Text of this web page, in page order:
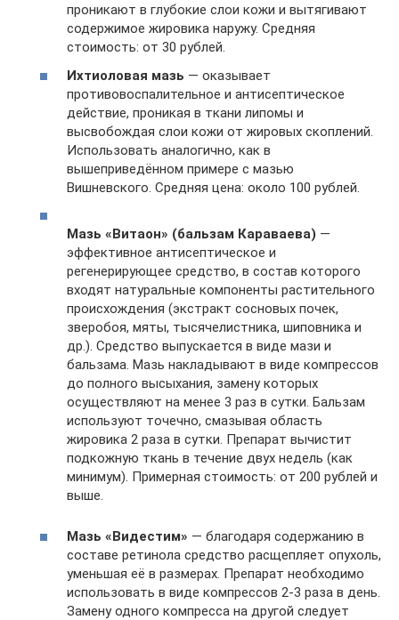
проникают в глубокие слои кожи и вытягивают
содержимое жировика наружу. Средняя
стоимость: от 30 рублей.
Ихтиоловая мазь — оказывает
противовоспалительное и антисептическое
действие, проникая в ткани липомы и
высвобождая слои кожи от жировых скоплений.
Использовать аналогично, как в
вышеприведённом примере с мазью
Вишневского. Средняя цена: около 100 рублей.
Мазь «Витаон» (бальзам Караваева) —
эффективное антисептическое и
регенерирующее средство, в состав которого
входят натуральные компоненты растительного
происхождения (экстракт сосновых почек,
зверобоя, мяты, тысячелистника, шиповника и
др.). Средство выпускается в виде мази и
бальзама. Мазь накладывают в виде компрессов
до полного высыхания, замену которых
осуществляют на менее 3 раз в сутки. Бальзам
используют точечно, смазывая область
жировика 2 раза в сутки. Препарат вычистит
подкожную ткань в течение двух недель (как
минимум). Примерная стоимость: от 200 рублей и
выше.
Мазь «Видестим» — благодаря содержанию в
составе ретинола средство расщепляет опухоль,
уменьшая её в размерах. Препарат необходимо
использовать в виде компрессов 2-3 раза в день.
Замену одного компресса на другой следует